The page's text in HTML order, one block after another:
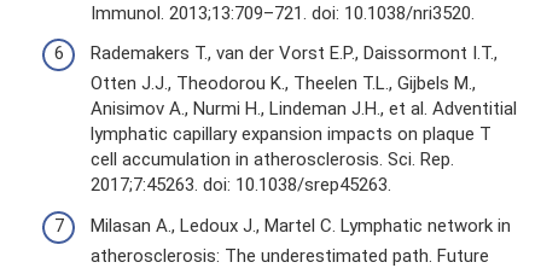
Immunol. 2013;13:709–721. doi: 10.1038/nri3520.
Rademakers T., van der Vorst E.P., Daissormont I.T.,
Otten J.J., Theodorou K., Theelen T.L., Gijbels M.,
Anisimov A., Nurmi H., Lindeman J.H., et al. Adventitial
lymphatic capillary expansion impacts on plaque T
cell accumulation in atherosclerosis. Sci. Rep.
2017;7:45263. doi: 10.1038/srep45263.
Milasan A., Ledoux J., Martel C. Lymphatic network in
atherosclerosis: The underestimated path. Future